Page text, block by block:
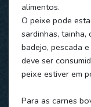
alimentos.
O peixe pode
sardinhas, tainha,
badejo, pescada
deve ser
peixe estiver em
Para as carnes